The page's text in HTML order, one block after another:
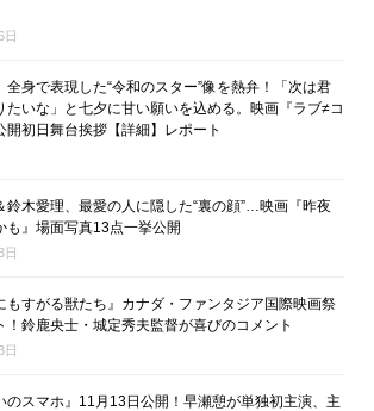
日
全身で表現した“令和のスター”像を熱弁！「次は君
たいな」と七夕に甘い願いを込める。映画『ラブ≠コ
開初日舞台挨拶【詳細】レポート
鈴木愛理、最愛の人に隠した“裏の顔”…映画『昨夜
も』場面写真13点一挙公開
日
もすがる獣たち』カナダ・ファンタジア国際映画祭
！鈴鹿央士・城定秀夫監督が喜びのコメント
日
のスマホ』11月13日公開！早瀬憩が単独初主演、主